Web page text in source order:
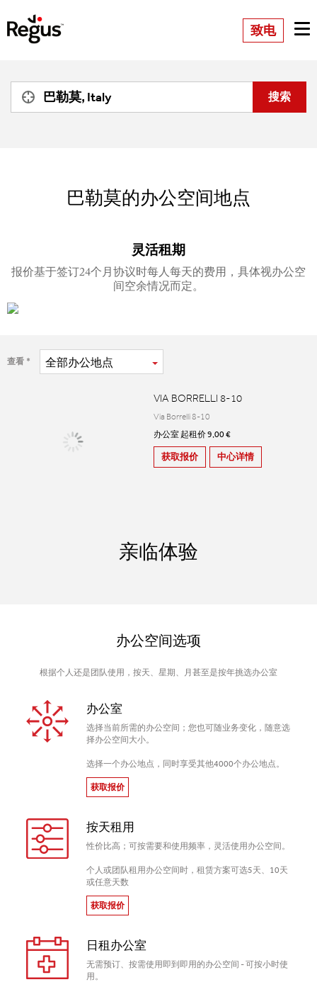
致电
巴勒莫的办公空间地点
灵活租期
报价基于签订24个月协议时每人每天的费用，具体视办公空
间空余情况而定。
查看 全部办公地点
VIA BORRELLI 8-10
Via Borrelli 8-10
办公室 起租价 9,00 €
获取报价 中心详情
亲临体验
办公空间选项
根据个人还是团队使用，按天、星期、月甚至是按年挑选办公室
办公室
选择当前所需的办公空间；您也可随业务变化，随意选
择办公空间大小。
选择一个办公地点，同时享受其他4000个办公地点。
获取报价
按天租用
性价比高；可按需要和使用频率，灵活使用办公空间。
个人或团队租用办公空间时，租赁方案可选5天、10天
或任意天数
获取报价
日租办公室
无需预订、按需使用即到即用的办公空间 - 可按小时使
用。